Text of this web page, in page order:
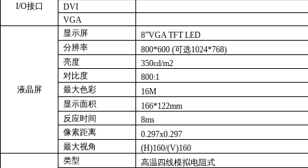
I/O接口
DVI
VGA
液晶屏
显示屏 8”VGA TFTLED
分辨率
800*600 (可选1024*768)
亮度
350cd/m2
对比度
800:1
最大色彩
16M
显示面积
166*122mm
反应时间
8ms
像素距离
0.297x0.297
最大视角
(H)160/(V)160
类型
高温四线模拟电阻式